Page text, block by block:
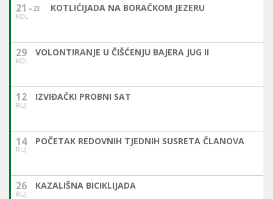
21
KOL
23 KOTLIĆIJADA NA BORAČKOM JEZERU
29
KOL
VOLONTIRANJE U ČIŠĆENJU BAJERA JUG II
12
RUJ
IZVIĐAČKI PROBNI SAT
14
RUJ
POČETAK REDOVNIH TJEDNIH SUSRETA ČLANOVA
26
RUJ
KAZALIŠNA BICIKLIJADA